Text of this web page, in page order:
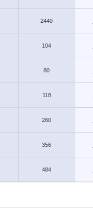
2440
104
80
118
260
356
484